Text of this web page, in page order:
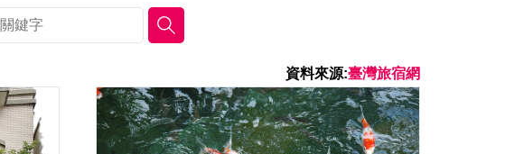
資料來源:臺灣旅宿網